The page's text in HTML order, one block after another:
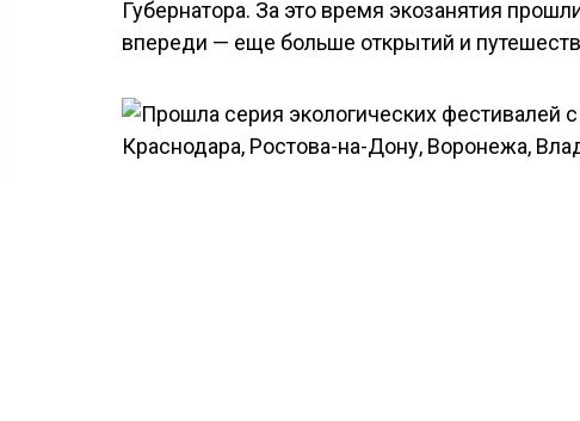
Губернатора. За это время экозанятия
впереди — еще больше открытий и